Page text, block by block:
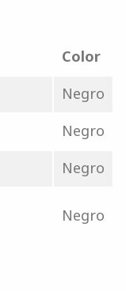
Color
Negro
Negro
Negro
Negro